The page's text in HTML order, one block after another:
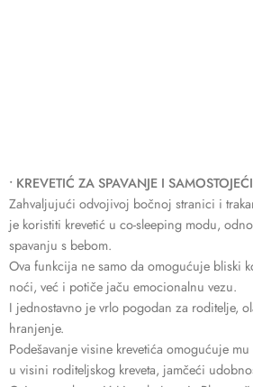
• KREVETIĆ ZA SPAVANJE I
Zahvaljujući odvojivoj bočnoj stranici i
je koristiti krevetić u co-sleeping modu,
spavanju s bebom.
Ova funkcija ne samo da omogućuje bliski
noći, već i potiče jaču emocionalnu vezu.
I jednostavno je vrlo pogodan za roditelje,
hranjenje.
Podešavanje visine krevetića omogućuje
u visini roditeljskog kreveta, jamčeći